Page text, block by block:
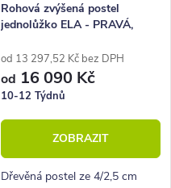
Rohová zvýšená postel
jednolůžko ELA - PRAVÁ,
od 13 297,52 Kč bez DPH
od 16 090 Kč
10-12 Týdnů
ZOBRAZIT
Dřevěná postel ze 4/2,5 cm